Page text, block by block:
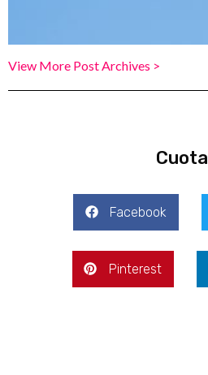
View More Post Archives >
Cuota
Facebook
Pinterest